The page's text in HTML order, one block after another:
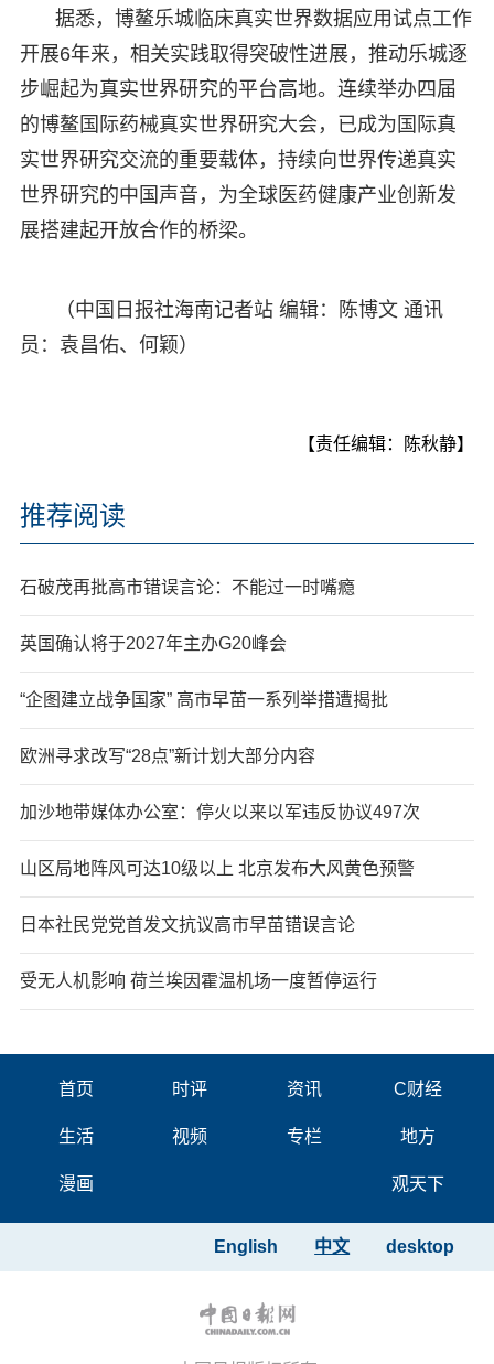
据悉，博鳌乐城临床真实世界数据应用试点工作
开展6年来，相关实践取得突破性进展，推动乐城逐
步崛起为真实世界研究的平台高地。连续举办四届
的博鳌国际药械真实世界研究大会，已成为国际真
实世界研究交流的重要载体，持续向世界传递真实
世界研究的中国声音，为全球医药健康产业创新发
展搭建起开放合作的桥梁。
（中国日报社海南记者站 编辑：陈博文 通讯
员：袁昌佑、何颖）
【责任编辑：陈秋静】
推荐阅读
石破茂再批高市错误言论：不能过一时嘴瘾
英国确认将于2027年主办G20峰会
“企图建立战争国家” 高市早苗一系列举措遭揭批
欧洲寻求改写“28点”新计划大部分内容
加沙地带媒体办公室：停火以来以军违反协议497次
山区局地阵风可达10级以上 北京发布大风黄色预警
日本社民党党首发文抗议高市早苗错误言论
受无人机影响 荷兰埃因霍温机场一度暂停运行
首页 时评 资讯 C财经
生活 视频 专栏 地方
漫画 观天下
desktop
中文
English